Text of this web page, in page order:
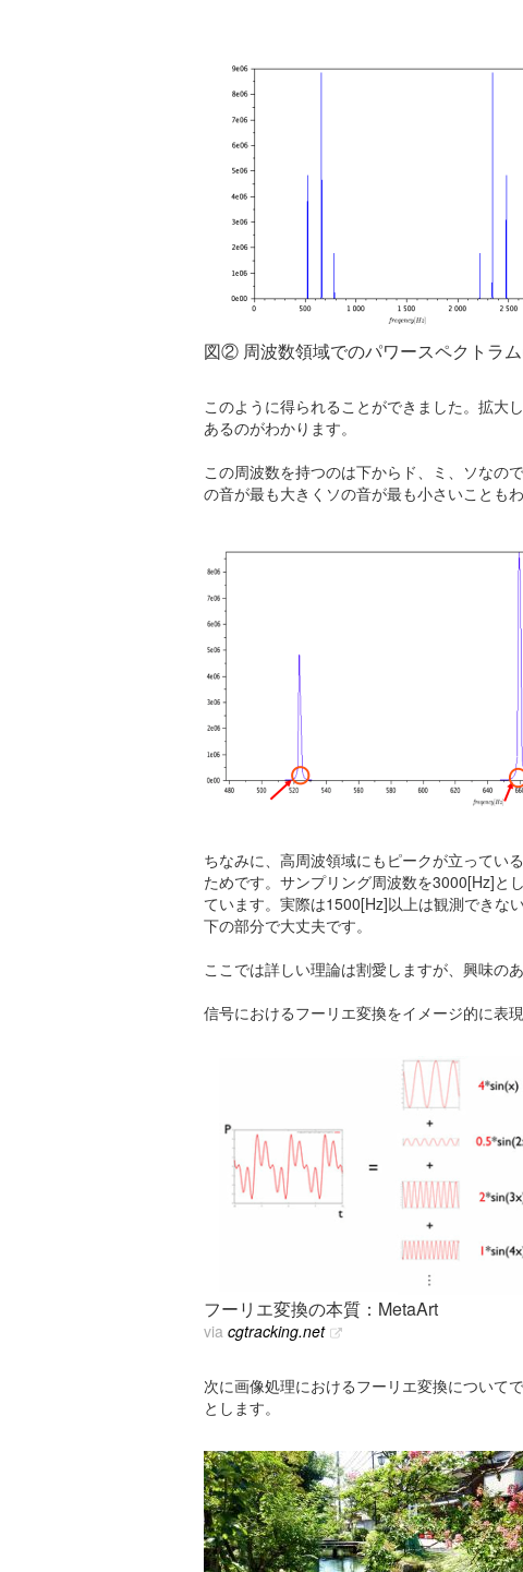
図② 周波数領域でのパワースペクトラ
このように得られることができました。拡大
あるのがわかります。
この周波数を持つのは下からド、ミ、ソなの
の音が最も大きくソの音が最も小さいこともわ
ちなみに、高周波領域にもピークが立ってい
ためです。サンプリング周波数を3000[Hz]と
ています。実際は1500[Hz]以上は観測できな
下の部分で大丈夫です。
ここでは詳しい理論は割愛しますが、興味の
信号におけるフーリエ変換をイメージ的に表
フーリエ変換の本質：MetaArt
via cgtracking.net
次に画像処理におけるフーリエ変換について
とします。